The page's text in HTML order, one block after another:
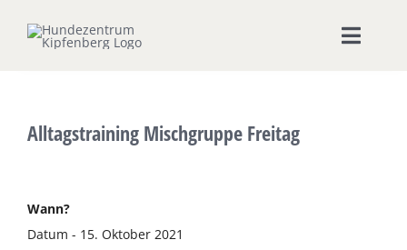
Inhalt
Toggle
Seminare & Workshops
Alltagstraining Mischgruppe Freitag
Wann?
Datum - 15. Oktober 2021